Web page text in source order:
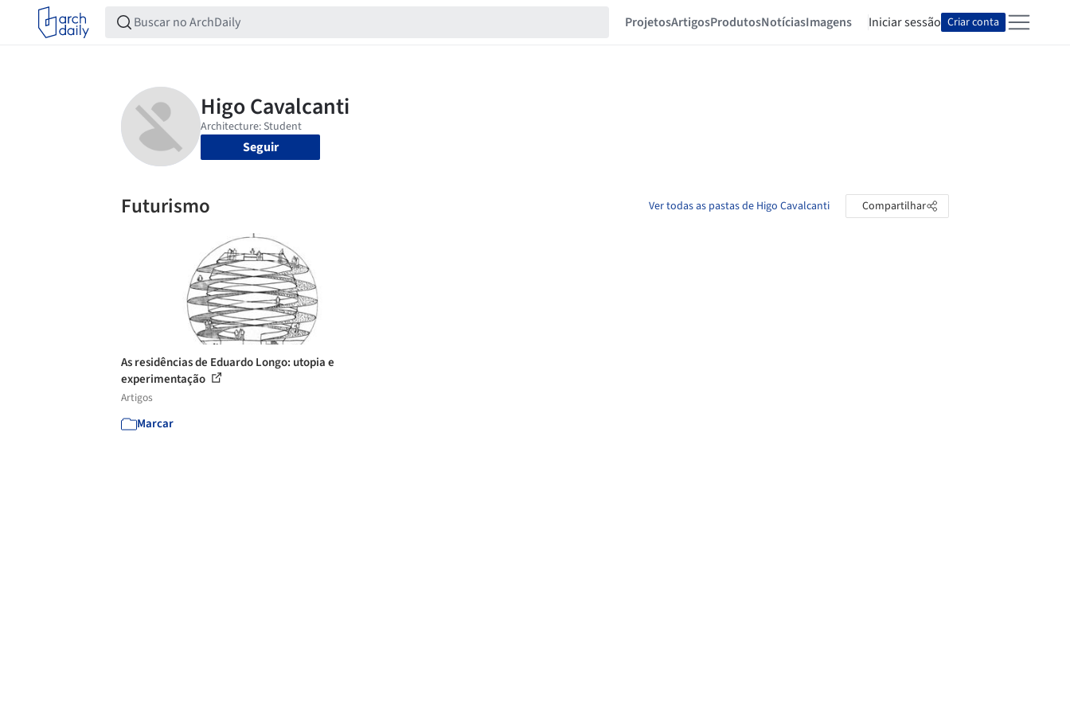
ProjetosArtigosProdutosNotíciasImagens Iniciar sessão Criar conta
Seguir
Futurismo Ver todas as pastas de Higo Cavalcanti Compartilhar
As residências de Eduardo Longo: utopia e
experimentação
Artigos
Marcar